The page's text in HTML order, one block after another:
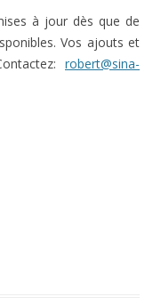
à jour dès que de
Vos ajouts et
robert@sina-